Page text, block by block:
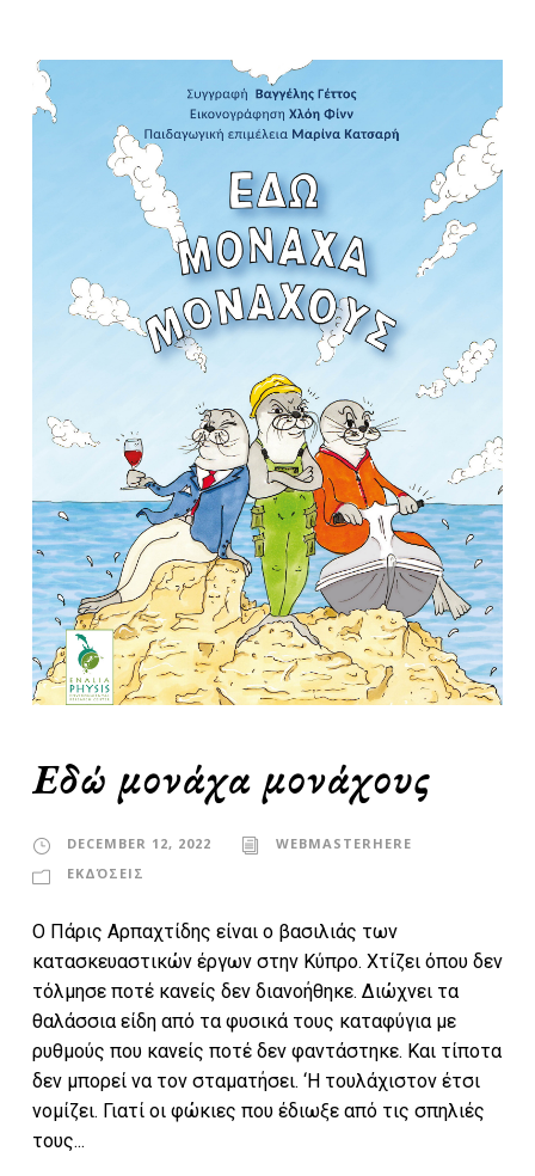
Εδώ μονάχα μονάχους
DECEMBER 12, 2022
WEBMASTERHERE
ΕΚΔΌΣΕΙΣ
Ο Πάρις Αρπαχτίδης είναι ο βασιλιάς των
κατασκευαστικών έργων στην Κύπρο. Χτίζει όπου δεν
τόλμησε ποτέ κανείς δεν διανοήθηκε. Διώχνει τα
θαλάσσια είδη από τα φυσικά τους καταφύγια με
ρυθμούς που κανείς ποτέ δεν φαντάστηκε. Και τίποτα
δεν μπορεί να τον σταματήσει. ‘Η τουλάχιστον έτσι
νομίζει. Γιατί οι φώκιες που έδιωξε από τις σπηλιές
τους...